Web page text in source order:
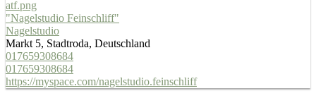
"Nagelstudio Feinschliff"
Nagelstudio
Markt 5, Stadtroda, Deutschland
017659308684
017659308684
https://myspace.com/nagelstudio.feinschliff